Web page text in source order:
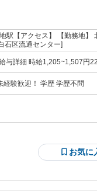
クセス】 【勤務地】 北海道札幌市白
※大谷地駅からの送迎バスあり 【株式会社ミ
央区北2条西3丁目1－21
登録開催中！
石区流通センター]
与詳細 時給1,205~1,507円
応募条件 ■応募資格 ・未経験歓迎！ 学歴 学歴不問
お気に